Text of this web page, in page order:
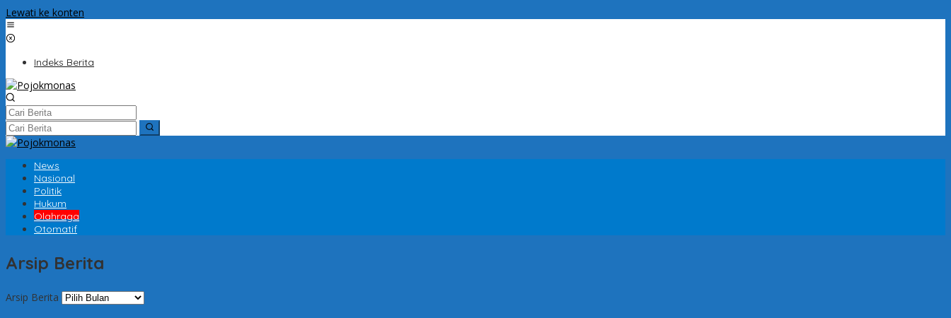
Lewati ke konten
Indeks Berita
News
Nasional
Politik
Hukum
Olahraga
Otomatif
Arsip Berita
Arsip Berita